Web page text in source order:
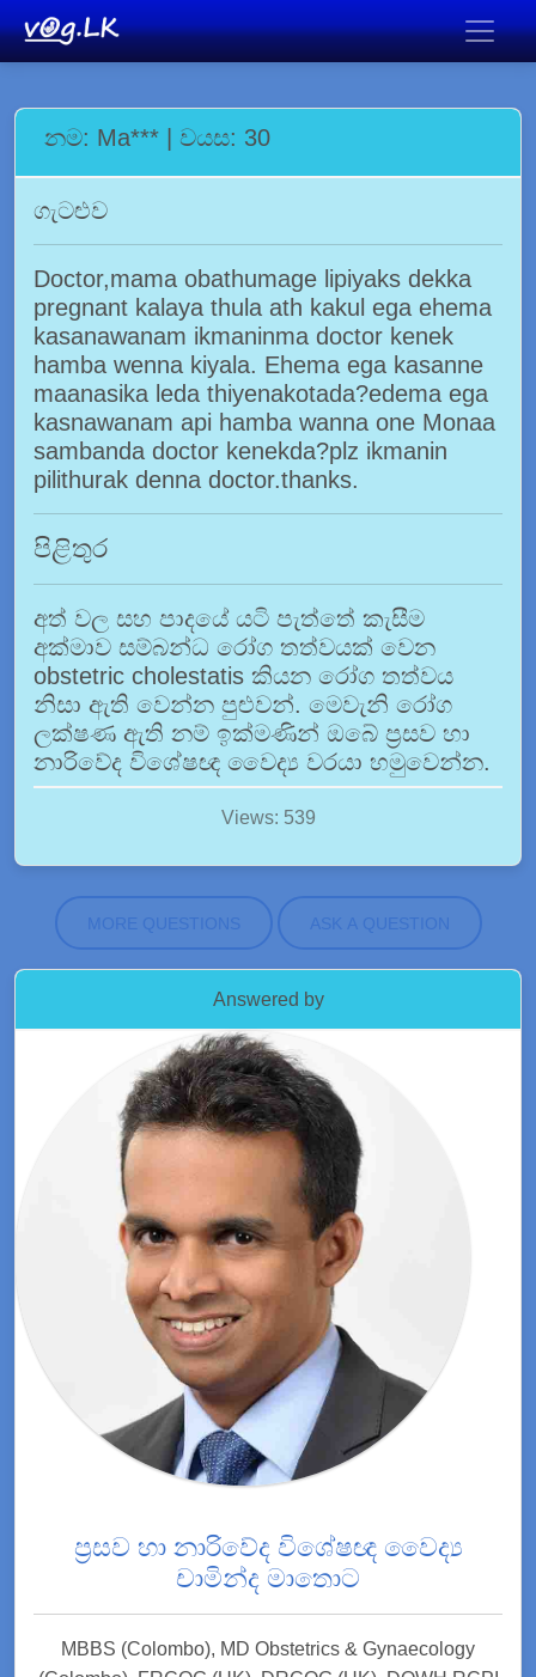
නම: Ma*** | වයස: 30
ගැටළුව
Doctor,mama obathumage lipiyaks dekka
pregnant kalaya thula ath kakul ega ehema
kasanawanam ikmaninma doctor kenek
hamba wenna kiyala. Ehema ega kasanne
maanasika leda thiyenakotada?edema ega
kasnawanam api hamba wanna one Monaa
sambanda doctor kenekda?plz ikmanin
pilithurak denna doctor.thanks.
පිළිතුර
අත් වල සහ පාදයේ යටි පැත්තේ කැසීම
අක්මාව සම්බන්ධ රෝග තත්වයක් වෙන
obstetric cholestatis කියන රෝග තත්වය
නිසා ඇති වෙන්න පුළුවන්. මෙවැනි රෝග
ලක්ෂණ ඇති නම් ඉක්මණින් ඔබේ ප්‍රසව හා
නාරිවේද විශේෂඥ වෛද්‍ය වරයා හමුවෙන්න.
Views: 539
MORE QUESTIONS ASK A QUESTION
Answered by
ප්‍රසව හා නාරිවේද විශේෂඥ වෛද්‍ය
චාමින්ද මාතොට
MBBS (Colombo), MD Obstetrics & Gynaecology